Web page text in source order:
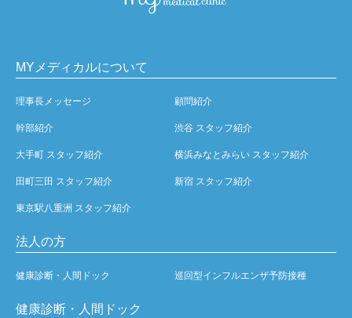
MYメディカルについて
理事長メッセージ 顧問紹介
幹部紹介 渋谷 スタッフ紹介
大手町 スタッフ紹介 横浜みなとみらい スタッフ紹介
田町三田 スタッフ紹介 新宿 スタッフ紹介
東京駅八重洲 スタッフ紹介
法人の方
健康診断・人間ドック 巡回型インフルエンザ予防接種
健康診断・人間ドック